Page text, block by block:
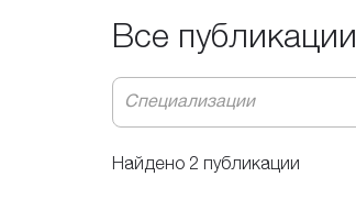
Все публикации
Специализации
Найдено 2 публикации